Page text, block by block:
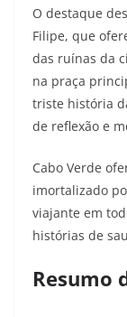
O destaque
Filipe, que
das ruínas da
na praça
triste história
de reflexão e
Cabo Verde
imortalizado
viajante em
histórias de
Resumo